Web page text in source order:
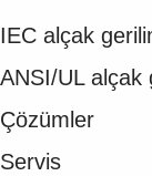
IEC alçak
ANSI/UL alçak
Çözümler
Servis